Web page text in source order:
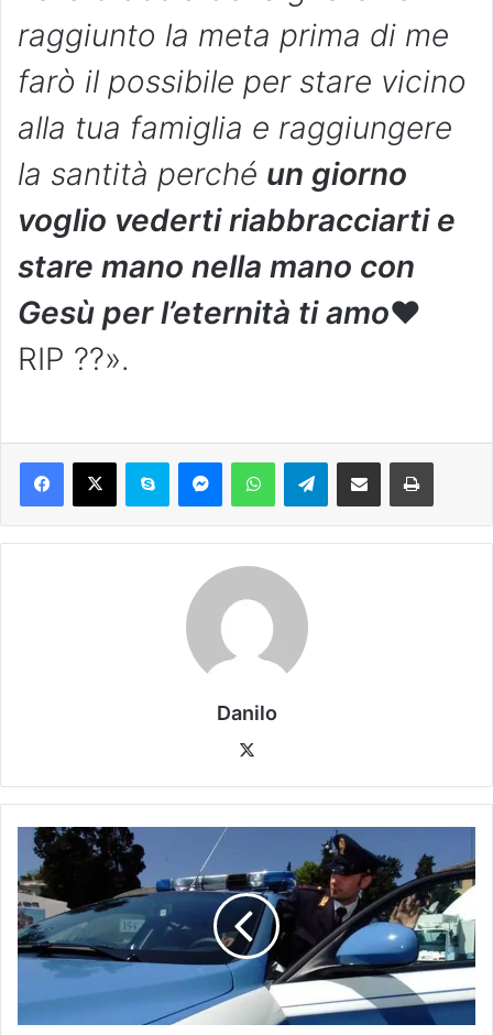
raggiunto la meta prima di me
farò il possibile per stare vicino
alla tua famiglia e raggiungere
la santità perché un giorno
voglio vederti riabbracciarti e
stare mano nella mano con
Gesù per l’eternità ti amo❤️
RIP ??».
Danilo